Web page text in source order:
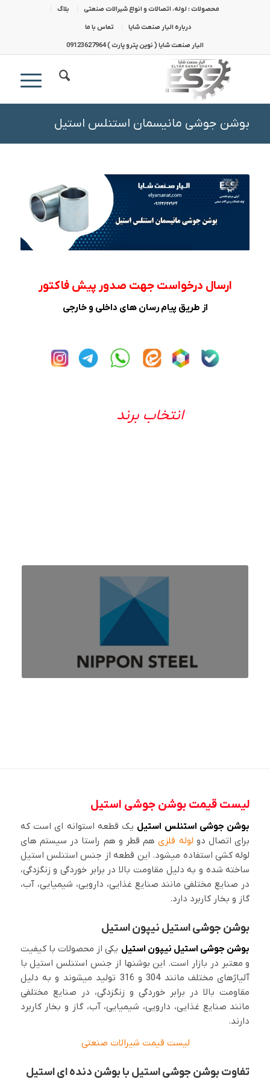
محصولات : لوله، اتصالات و انواع شیرالات صنعتی بلاگ
درباره الیار صنعت شایا تماس با ما
الیار صنعت شایا ( نوین پترو پارت ) 09123627964
بوشن جوشی مانیسمان استنلس استیل
ارسال درخواست جهت صدور پیش فاکتور
از طریق پیام رسان های داخلی و خارجی
انتخاب برند
لیست قیمت بوشن جوشی استیل
بوشن جوشی استنلس استیل یک قطعه استوانه ای است که
برای اتصال دو لوله فلزیهم قطر و هم راستا در سیستم های
لوله کشی استفاده میشود. این قطعه از جنس استنلس استیل
ساخته شده و به دلیل مقاومت بالا در برابر خوردگی و زنگزدگی،
در صنایع مختلفی مانند صنایع غذایی، دارویی، شیمیایی، آب،
گاز و بخار کاربرد دارد.
بوشن جوشی استیل نیپون استیل
بوشن جوشی استیل نیپون استیل یکی از محصولات با کیفیت
و معتبر در بازار است. این بوشنها از جنس استنلس استیل با
آلیاژهای مختلف مانند 304 و 316 تولید میشوند و به دلیل
مقاومت بالا در برابر خوردگی و زنگزدگی، در صنایع مختلفی
مانند صنایع غذایی، دارویی، شیمیایی، آب، گاز و بخار کاربرد
دارند.
لیست قیمت شیرالات صنعتی
تفاوت بوشن جوشی استیل با بوشن دنده ای استیل